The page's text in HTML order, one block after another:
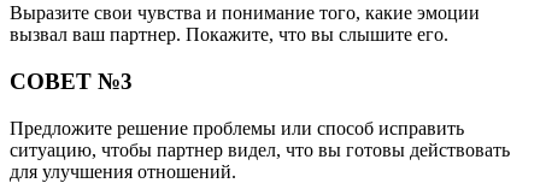
Выразите свои чувства и понимание того, какие эмоции
вызвал ваш партнер. Покажите, что вы слышите его.
СОВЕТ №3
Предложите решение проблемы или способ исправить
ситуацию, чтобы партнер видел, что вы готовы действовать
для улучшения отношений.